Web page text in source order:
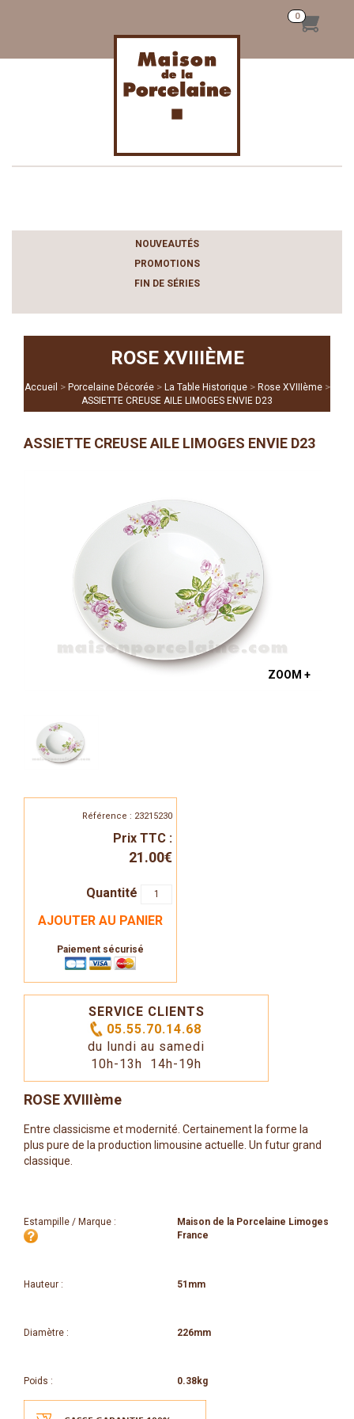
NOUVEAUTÉS
PROMOTIONS
FIN DE SÉRIES
ROSE XVIIIÈME
Accueil > Porcelaine Décorée > La Table Historique > Rose XVIIIème >
ASSIETTE CREUSE AILE LIMOGES ENVIE D23
ASSIETTE CREUSE AILE LIMOGES ENVIE D23
ZOOM +
Référence : 23215230
Prix TTC :
21.00€
Quantité
AJOUTER AU PANIER
Paiement sécurisé
SERVICE CLIENTS
05.55.70.14.68
du lundi au samedi
10h-13h 14h-19h
ROSE XVIIIème
Entre classicisme et modernité. Certainement la forme la
plus pure de la production limousine actuelle. Un futur grand
classique.
Estampille / Marque :
Maison de la Porcelaine Limoges
France
Hauteur : 51mm
Diamètre : 226mm
Poids : 0.38kg